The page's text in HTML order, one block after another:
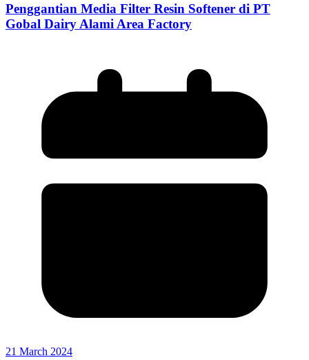
Penggantian Media Filter Resin Softener di PT
Gobal Dairy Alami Area Factory
21 March 2024